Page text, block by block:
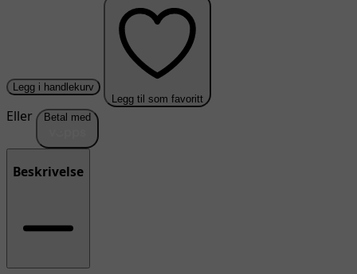
Legg i handlekurv
Legg til som favoritt
Eller Betal med
Beskrivelse